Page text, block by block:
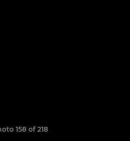
158 of 218